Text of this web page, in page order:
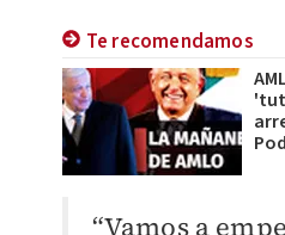
Te recomendamos
“Vamos a